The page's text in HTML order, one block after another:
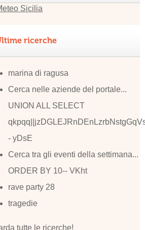
ricerche
marina di ragusa
Cerca nelle aziende del portale...
UNION ALL SELECT
- yDsE
Cerca tra gli eventi della settimana...
ORDER BY 10-- VKht
rave party 28
tragedie
tutte le ricerche!